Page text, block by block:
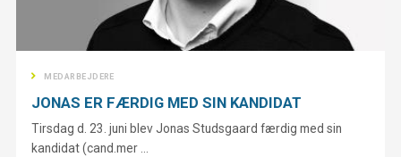
MEDARBEJDERE
JONAS ER FÆRDIG MED SIN KANDIDAT
Tirsdag d. 23. juni blev Jonas Studsgaard færdig med sin
kandidat (cand.mer ...